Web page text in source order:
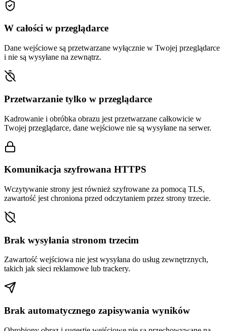
W całości w przeglądarce
Dane wejściowe są przetwarzane wyłącznie w Twojej przeglądarce
i nie są wysyłane na zewnątrz.
Przetwarzanie tylko w przeglądarce
Kadrowanie i obróbka obrazu jest przetwarzane całkowicie w
Twojej przeglądarce, dane wejściowe nie są wysyłane na serwer.
Komunikacja szyfrowana HTTPS
Wczytywanie strony jest również szyfrowane za pomocą TLS,
zawartość jest chroniona przed odczytaniem przez strony trzecie.
Brak wysyłania stronom trzecim
Zawartość wejściowa nie jest wysyłana do usług zewnętrznych,
takich jak sieci reklamowe lub trackery.
Brak automatycznego zapisywania wyników